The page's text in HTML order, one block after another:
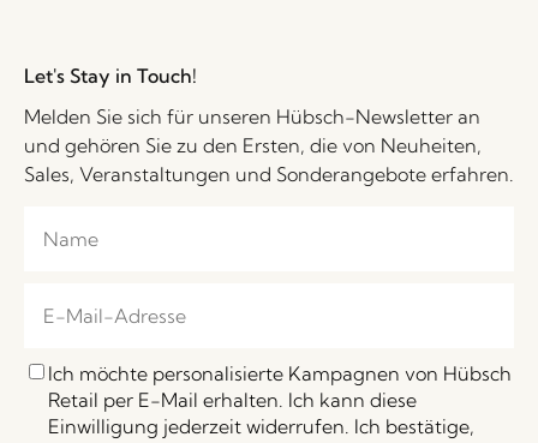
Let's Stay in Touch!
Melden Sie sich für unseren Hübsch-Newsletter an
und gehören Sie zu den Ersten, die von Neuheiten,
Sales, Veranstaltungen und Sonderangebote erfahren.
Ich möchte personalisierte Kampagnen von Hübsch
Retail per E-Mail erhalten. Ich kann diese
Einwilligung jederzeit widerrufen. Ich bestätige,